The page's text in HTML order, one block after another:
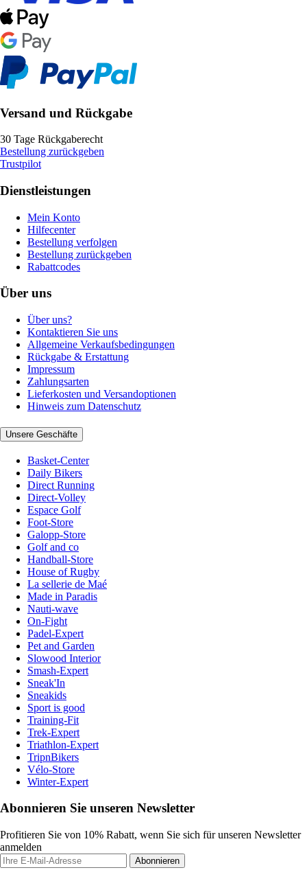
Versand und Rückgabe
30 Tage Rückgaberecht
Bestellung zurückgeben
Trustpilot
Dienstleistungen
Mein Konto
Hilfecenter
Bestellung verfolgen
Bestellung zurückgeben
Rabattcodes
Über uns
Über uns?
Kontaktieren Sie uns
Allgemeine Verkaufsbedingungen
Rückgabe & Erstattung
Impressum
Zahlungsarten
Lieferkosten und Versandoptionen
Hinweis zum Datenschutz
Unsere Geschäfte
Basket-Center
Daily Bikers
Direct Running
Direct-Volley
Espace Golf
Foot-Store
Galopp-Store
Golf and co
Handball-Store
House of Rugby
La sellerie de Maé
Made in Paradis
Nauti-wave
On-Fight
Padel-Expert
Pet and Garden
Slowood Interior
Smash-Expert
Sneak'In
Sneakids
Sport is good
Training-Fit
Trek-Expert
Triathlon-Expert
TripnBikers
Vélo-Store
Winter-Expert
Abonnieren Sie unseren Newsletter
Profitieren Sie von 10% Rabatt, wenn Sie sich für unseren Newsletter
anmelden
Abonnieren